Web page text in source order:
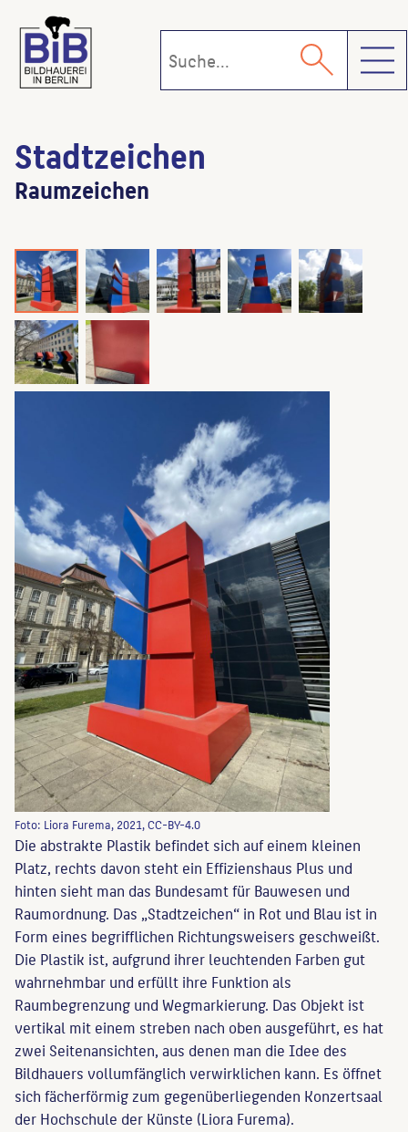
Stadtzeichen
Raumzeichen
Foto: Liora Furema, 2021, CC-BY-4.0
Die abstrakte Plastik befindet sich auf einem kleinen
Platz, rechts davon steht ein Effizienshaus Plus und
hinten sieht man das Bundesamt für Bauwesen und
Raumordnung. Das „Stadtzeichen“ in Rot und Blau ist in
Form eines begrifflichen Richtungsweisers geschweißt.
Die Plastik ist, aufgrund ihrer leuchtenden Farben gut
wahrnehmbar und erfüllt ihre Funktion als
Raumbegrenzung und Wegmarkierung. Das Objekt ist
vertikal mit einem streben nach oben ausgeführt, es hat
zwei Seitenansichten, aus denen man die Idee des
Bildhauers vollumfänglich verwirklichen kann. Es öffnet
sich fächerförmig zum gegenüberliegenden Konzertsaal
der Hochschule der Künste (Liora Furema).